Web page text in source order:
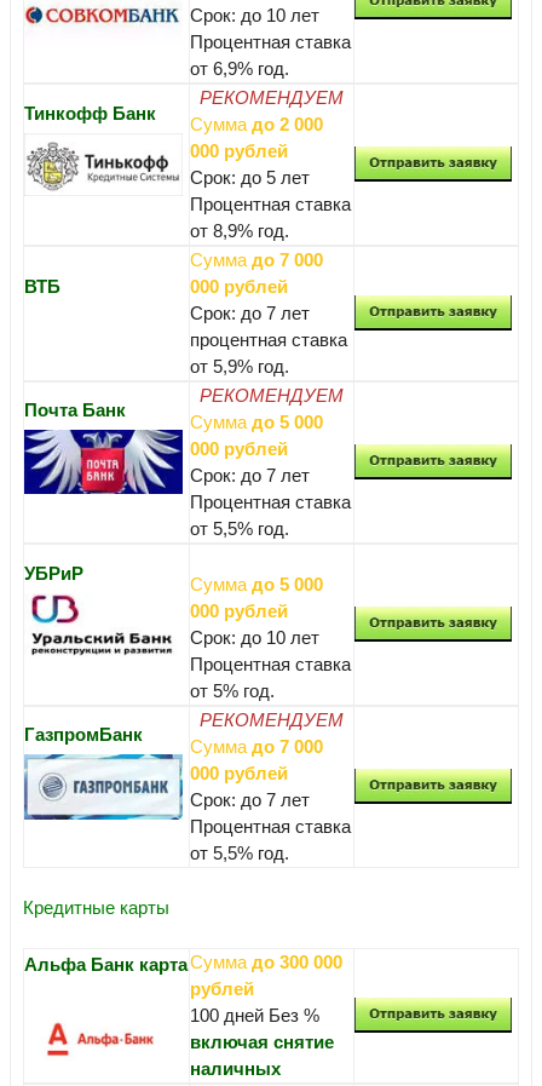
Срок: до 10 лет
Процентная ставка
от 6,9% год.
Тинкофф Банк
РЕКОМЕНДУЕМ
Сумма до 2 000
000 рублей
Срок: до 5 лет
Процентная ставка
от 8,9% год.
ВТБ
Сумма до 7 000
000 рублей
Срок: до 7 лет
процентная ставка
от 5,9% год.
Почта Банк
РЕКОМЕНДУЕМ
Сумма до 5 000
000 рублей
Срок: до 7 лет
Процентная ставка
от 5,5% год.
УБРиР
Сумма до 5 000
000 рублей
Срок: до 10 лет
Процентная ставка
от 5% год.
ГазпромБанк
РЕКОМЕНДУЕМ
Сумма до 7 000
000 рублей
Срок: до 7 лет
Процентная ставка
от 5,5% год.
Кредитные карты
Альфа Банк картаСумма до 300 000
рублей
100 дней Без %
включая снятие
наличных